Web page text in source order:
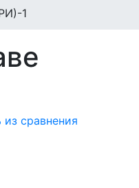
1
из сравнения